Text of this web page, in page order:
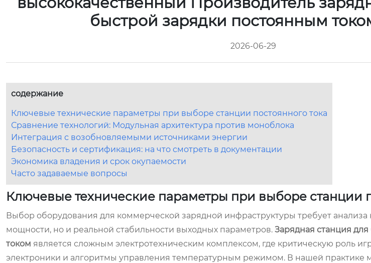
быстрой зарядки постоянным
2026-06-29
содержание
Ключевые технические параметры при выборе станции постоянного тока
Сравнение технологий: Модульная архитектура против моноблока
Интеграция с возобновляемыми источниками энергии
Безопасность и сертификация: на что смотреть в документации
Экономика владения и срок окупаемости
Часто задаваемые вопросы
Ключевые технические параметры при выборе станции
Выбор оборудования для коммерческой зарядной инфраструктуры требует анализа
мощности, но и реальной стабильности выходных параметров. Зарядная станция
током является сложным электротехническим комплексом, где критическую роль
электроники и алгоритмы управления температурным режимом. В нашей практике